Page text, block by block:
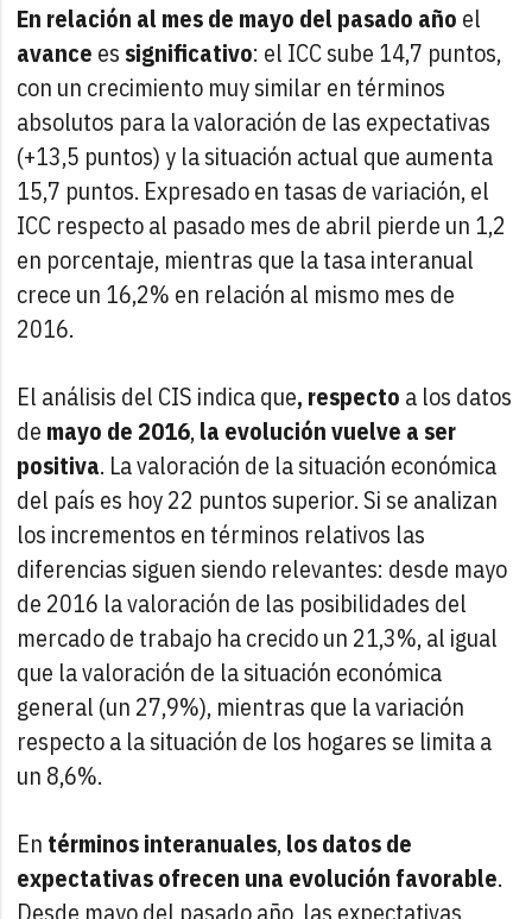
En relación al mes de mayo del pasado año el
avance es significativo: el ICC sube 14,7 puntos,
con un crecimiento muy similar en términos
absolutos para la valoración de las expectativas
(+13,5 puntos) y la situación actual que aumenta
15,7 puntos. Expresado en tasas de variación, el
ICC respecto al pasado mes de abril pierde un 1,2
en porcentaje, mientras que la tasa interanual
crece un 16,2% en relación al mismo mes de
2016.
El análisis del CIS indica que, respecto a los datos
de mayo de 2016,la evolución vuelve a ser
positiva. La valoración de la situación económica
del país es hoy 22 puntos superior. Si se analizan
los incrementos en términos relativos las
diferencias siguen siendo relevantes: desde mayo
de 2016 la valoración de las posibilidades del
mercado de trabajo ha crecido un 21,3%, al igual
que la valoración de la situación económica
general (un 27,9%), mientras que la variación
respecto a la situación de los hogares se limita a
un 8,6%.
En términos interanuales,los datos de
expectativas ofrecen una evolución favorable.
Desde mayo del pasado año, las expectativas